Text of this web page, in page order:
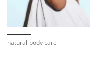
natural-body-care